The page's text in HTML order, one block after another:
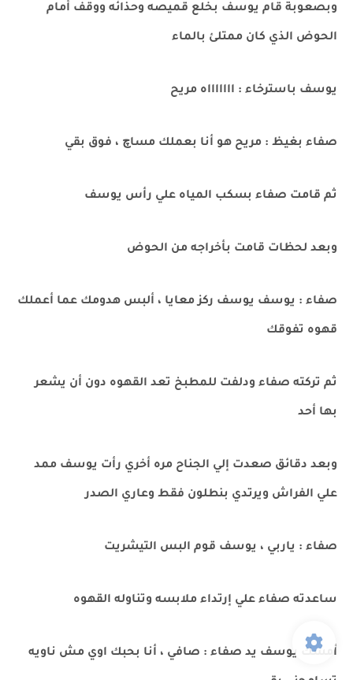
وبصعوبة قام يوسف بخلع قميصه وحذائه ووقف أمام
الحوض الذي كان ممتلئ بالماء
يوسف باسترخاء : اااااااه مريح
صفاء بغيظ : مريح هو أنا بعملك مساچ ، فوق بقي
ثم قامت صفاء بسكب المياه علي رأس يوسف
وبعد لحظات قامت بأخراجه من الحوض
صفاء : يوسف يوسف ركز معايا ، ألبس هدومك عما أعملك
قهوه تفوقك
ثم تركته صفاء ودلفت للمطبخ تعد القهوه دون أن يشعر
بها أحد
وبعد دقائق صعدت إلي الجناح مره أخري رأت يوسف ممد
علي الفراش ويرتدي بنطلون فقط وعاري الصدر
صفاء : ياربي ، يوسف قوم البس التيشريت
ساعدته صفاء علي إرتداء ملابسه وتناوله القهوه
أمسك يوسف يد صفاء : صافي ، أنا بحبك اوي مش ناويه